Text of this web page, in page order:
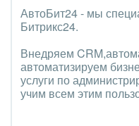
АвтоБит24 - мы
Битрикс24.
Внедряем
автоматизируем
услуги по
учим всем этим